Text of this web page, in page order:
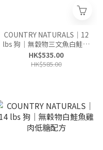
COUNTRY NATURALS｜12
lbs 狗｜無穀物三文魚白鮭魚
護心配方
HK$535.00
HK$585.00